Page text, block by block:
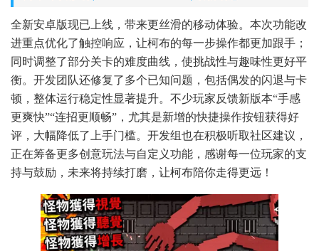
全新安卓版现已上线，带来更丝滑的移动体验。本次功能改
进重点优化了触控响应，让柯布的每一步操作都更加跟手；
同时调整了部分关卡的难度曲线，使挑战性与趣味性更好平
衡。开发团队还修复了多个已知问题，包括偶发的闪退与卡
顿，整体运行稳定性显著提升。不少玩家反馈新版本“手感
更爽快”“连招更顺畅”，尤其是新增的快捷操作按钮获得好
评，大幅降低了上手门槛。开发组也在积极听取社区建议，
正在筹备更多创意玩法与自定义功能，感谢每一位玩家的支
持与鼓励，未来将持续打磨，让柯布陪你走得更远！